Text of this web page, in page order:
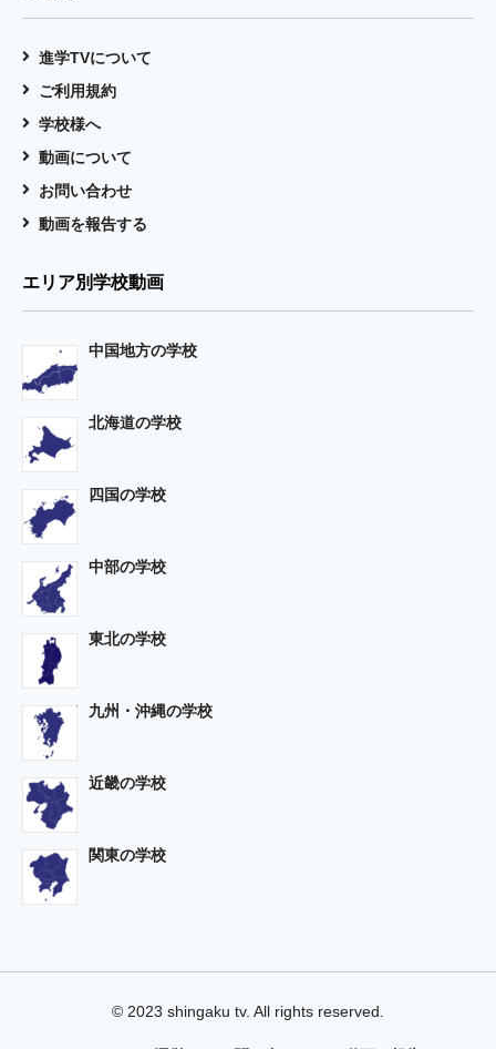
進学TVについて
ご利用規約
学校様へ
動画について
お問い合わせ
動画を報告する
エリア別学校動画
中国地方の学校
北海道の学校
四国の学校
中部の学校
東北の学校
九州・沖縄の学校
近畿の学校
関東の学校
© 2023 shingaku tv. All rights reserved.